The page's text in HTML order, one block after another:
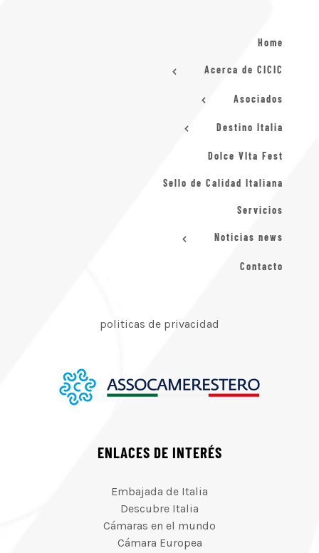
Home
Acerca de CICIC
Asociados
Destino Italia
Dolce VIta Fest
Sello de Calidad Italiana
Servicios
Noticias news
Contacto
politicas de privacidad
ENLACES DE INTERÉS
Embajada de Italia
Descubre Italia
Cámaras en el mundo
Cámara Europea